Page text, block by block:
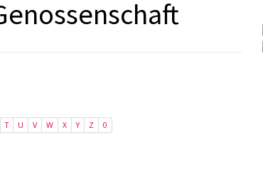
T U V W X Y Z 0